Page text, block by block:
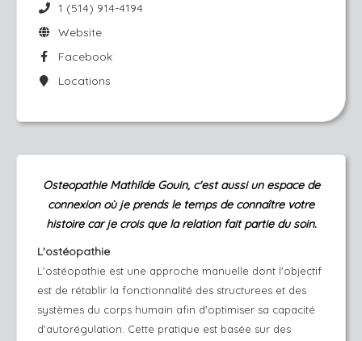
1 (514) 914-4194
Website
Facebook
Locations
Osteopathie Mathilde Gouin, c'est aussi un espace de
connexion où jeprends le temps de connaître votre
histoire car je crois que la relation fait partie du soin.
L'ostéopathie
L'ostéopathie est une approche manuelle dont l'objectif
est de rétablir la fonctionnalité des structurees et des
systèmes du corps humain afin d'optimiser sa capacité
d'autorégulation. Cette pratique est basée sur des